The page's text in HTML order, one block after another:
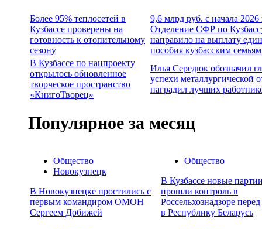
Более 95% теплосетей в
Кузбассе проверены на
готовность к отопительному
сезону
9,6 млрд руб. с начала 2026
Отделение СФР по
направило на выплату
пособия кузбасским семьям
В Кузбассе по нацпроекту
открылось обновленное
творческое пространство
«КнигоТворец»
Илья Середюк обозначил
успехи металлургической
наградил лучших
Популярное за месяц
Общество
Новокузнецк
В Новокузнецке простились с
первым командиром ОМОН
Сергеем Добижей
Общество
В Кузбассе новые
прошли контроль в
Россельхознадзоре
в Республику Беларусь